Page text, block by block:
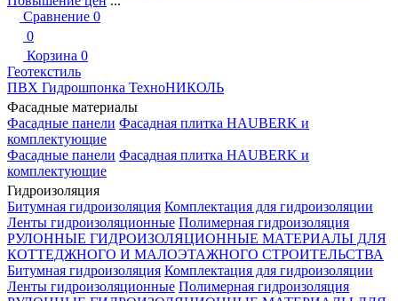
Сравнение 0
0
Корзина 0
Геотекстиль
ПВХ Гидрошпонка ТехноНИКОЛЬ
Фасадные материалы
Фасадные панели Фасадная плитка HAUBERK и
комплектующие
Фасадные панели Фасадная плитка HAUBERK и
комплектующие
Гидроизоляция
Битумная гидроизоляция Комплектация для гидроизоляции
Ленты гидроизоляционные Полимерная гидроизоляция
РУЛОННЫЕ ГИДРОИЗОЛЯЦИОННЫЕ МАТЕРИАЛЫ ДЛЯ
КОТТЕДЖНОГО И МАЛОЭТАЖНОГО СТРОИТЕЛЬСТВА
Битумная гидроизоляция Комплектация для гидроизоляции
Ленты гидроизоляционные Полимерная гидроизоляция